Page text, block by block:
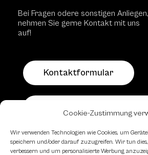
Cookie-Zustimmung
Wir verwenden Technologien wie Cookies, um
speichern und/oder darauf zuzugreifen. Wir tun
verbessern und um personalisierte Werbung
Bei Fragen odere sonstigen Anliegen,
nehmen Sie gerne Kontakt mit uns
auf!
Kontaktformular